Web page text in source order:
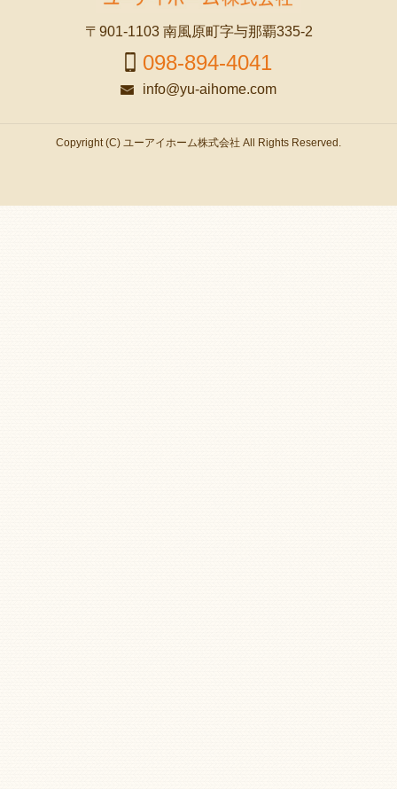
〒901-1103 南風原町字与那覇335-2
098-894-4041
info@yu-aihome.com
Copyright (C) ユーアイホーム株式会社 All Rights Reserved.